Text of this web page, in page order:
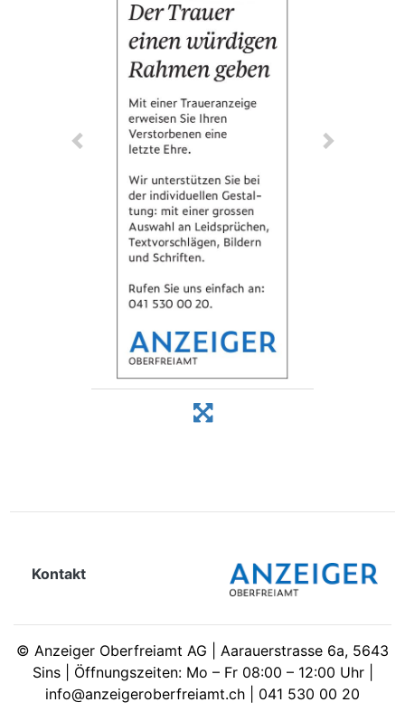
Kontakt
© Anzeiger Oberfreiamt AG | Aarauerstrasse 6a, 5643
Sins | Öffnungszeiten: Mo – Fr 08:00 – 12:00 Uhr |
info@anzeigeroberfreiamt.ch | 041 530 00 20